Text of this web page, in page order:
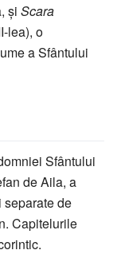
și Scara
lea), o
a Sfântului
Sfântului
de Aila, a
separate de
Capitelurile